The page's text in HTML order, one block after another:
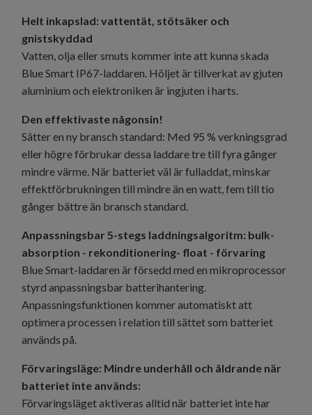
Helt inkapslad: vattentät, stötsäker och
gnistskyddad
Vatten, olja eller smuts kommer inte att kunna skada
Blue Smart IP67-laddaren. Höljet är tillverkat av gjuten
aluminium och elektroniken är ingjuten i harts.
Den effektivaste någonsin!
Sätter en ny bransch standard: Med 95 % verkningsgrad
eller högre förbrukar dessa laddare tre till fyra gånger
mindre värme. När batteriet väl är fulladdat, minskar
effektförbrukningen till mindre än en watt, fem till tio
gånger bättre än bransch standard.
Anpassningsbar 5-stegs laddningsalgoritm: bulk-
absorption - rekonditionering- float - förvaring
Blue Smart-laddaren är försedd med en mikroprocessor
styrd anpassningsbar batterihantering.
Anpassningsfunktionen kommer automatiskt att
optimera processen i relation till sättet som batteriet
används på.
Förvaringsläge: Mindre underhåll och åldrande när
batteriet inte används:
Förvaringsläget aktiveras alltid när batteriet inte har